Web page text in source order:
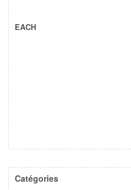
EACH
Catégories